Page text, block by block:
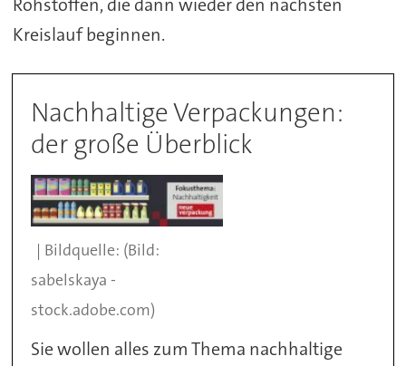
Kreislauf beginnen.
Nachhaltige Verpackungen:
der große Überblick
(Bild:
sabelskaya -
stock.adobe.com)
Sie wollen alles zum Thema nachhaltige